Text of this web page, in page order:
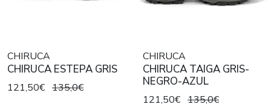
CHIRUCA
CHIRUCA ESTEPA GRIS
121,50€ 135,0€
CHIRUCA
CHIRUCA TAIGA GRIS-
NEGRO-AZUL
121,50€ 135,0€